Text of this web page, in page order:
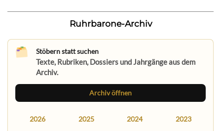
Ruhrbarone-Archiv
Stöbern statt suchen
Texte, Rubriken, Dossiers und Jahrgänge aus dem
Archiv.
Archiv öffnen
2026 2025 2024 2023